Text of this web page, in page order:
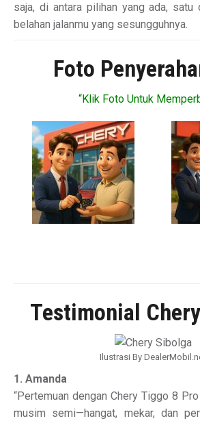
saja, di antara pilihan yang ada, satu
belahan jalanmu yang sesungguhnya.
Foto
“Klik Foto Untuk
Testimonial
Ilustrasi By
1. Amanda
“Pertemuan dengan Chery Tiggo 8
musim semi—hangat, mekar, dan